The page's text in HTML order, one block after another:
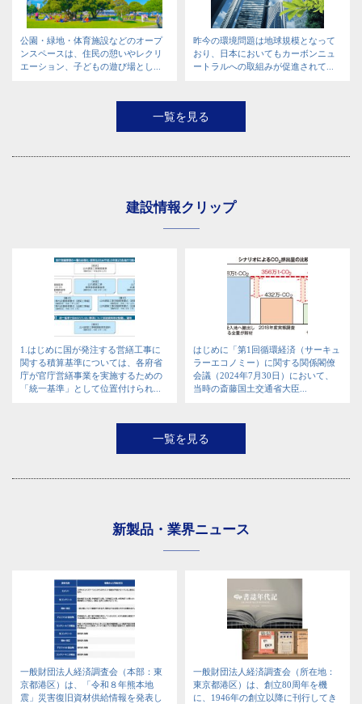
公園・緑地・体育施設などのオープ
ンスペースは、住民の憩いやレクリ
エーション、子どもの遊び場とし...
昨今の環境問題は地球規模となって
おり、日本においてもカーボンニュ
ートラルへの取組みが促進されて...
一覧を見る
建設情報クリップ
1.はじめに国が発注する営繕工事に
関する積算基準については、各府省
庁が官庁営繕事業を実施するための
「統一基準」として位置付けられ...
はじめに「第1回循環経済（サーキュ
ラーエコノミー）に関する関係閣僚
会議（2024年7月30日）において、
当時の斎藤国土交通省大臣...
一覧を見る
新製品・業界ニュース
一般財団法人経済調査会（本部：東
京都港区）は、「令和８年熊本地
震」災害復旧資材供給情報を発表し
一般財団法人経済調査会（所在地：
東京都港区）は、創立80周年を機
に、1946年の創立以降に刊行してき